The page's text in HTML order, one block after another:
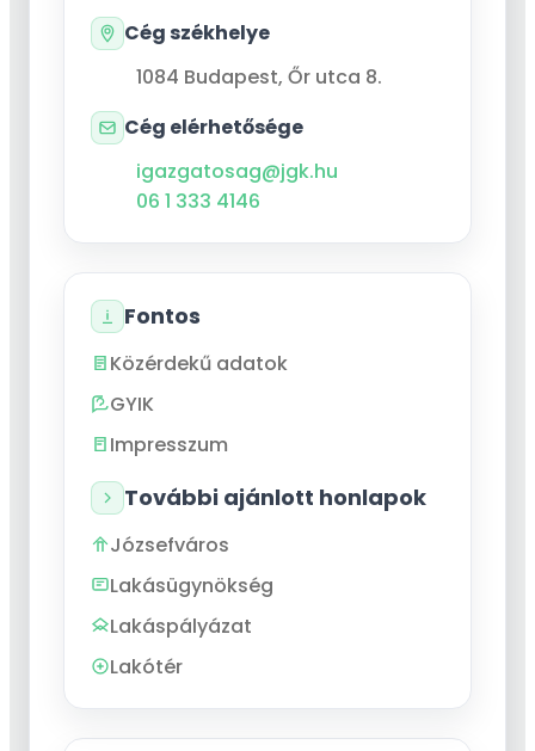
Cég székhelye
1084 Budapest, Őr utca 8.
Cég elérhetősége
igazgatosag@jgk.hu
06 1 333 4146
Fontos
Közérdekű adatok
GYIK
Impresszum
További ajánlott honlapok
Józsefváros
Lakásügynökség
Lakáspályázat
Lakótér